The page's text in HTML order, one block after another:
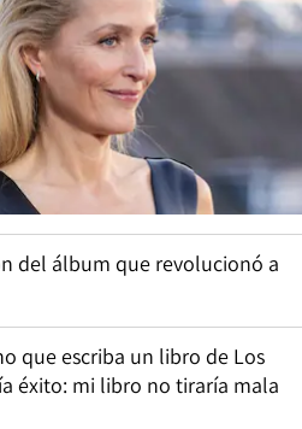
del álbum que revolucionó a
que escriba un libro de Los
éxito: mi libro no tiraría mala